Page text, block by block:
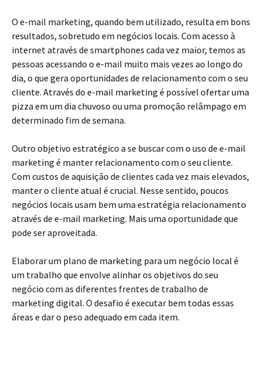
O e-mail marketing, quando bem utilizado, resulta em bons
resultados, sobretudo em negócios locais. Com acesso à
internet através de smartphones cada vez maior, temos as
pessoas acessando o e-mail muito mais vezes ao longo do
dia, o que gera oportunidades de relacionamento com o seu
cliente. Através do e-mail marketing é possível ofertar uma
pizza em um dia chuvoso ou uma promoção relâmpago em
determinado fim de semana.
Outro objetivo estratégico a se buscar com o uso de e-mail
marketing é manter relacionamento com o seu cliente.
Com custos de aquisição de clientes cada vez mais elevados,
manter o cliente atual é crucial. Nesse sentido, poucos
negócios locais usam bem uma estratégia relacionamento
através de e-mail marketing. Mais uma oportunidade que
pode ser aproveitada.
Elaborar um plano de marketing para um negócio local é
um trabalho que envolve alinhar os objetivos do seu
negócio com as diferentes frentes de trabalho de
marketing digital. O desafio é executar bem todas essas
áreas e dar o peso adequado em cada item.